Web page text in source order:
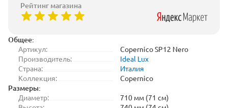
Общее:
Артикул:
Copernico SP12 Nero
Производитель:
Ideal Lux
Страна:
Италия
Коллекция:
Copernico
Размеры:
Диаметр:
710 мм (71 см)
Рейтинг магазина